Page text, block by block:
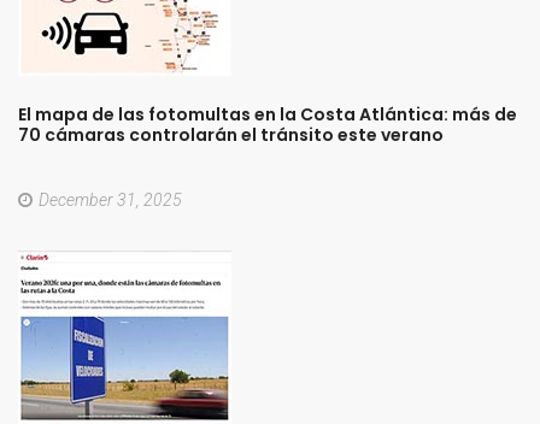
El mapa de las fotomultas en la Costa Atlántica: más de
70 cámaras controlarán el tránsito este verano
December 31, 2025